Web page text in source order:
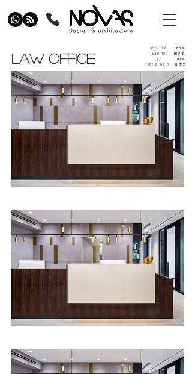
LAW OFFICE
שטח
מיקום
באר שבע
שנה
2021
צילום
ליאור טייטלר